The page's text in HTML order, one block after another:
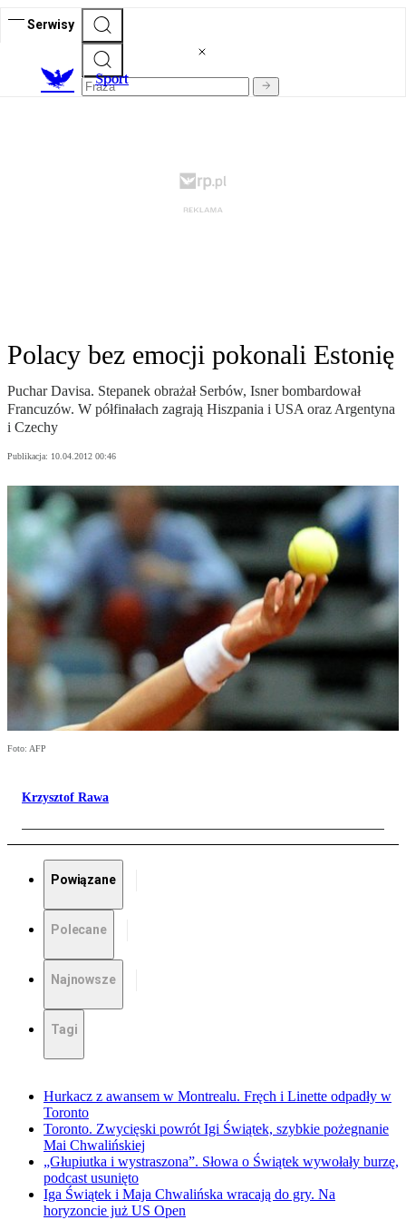
Serwisy
Sport
Polacy bez emocji pokonali Estonię
Puchar Davisa. Stepanek obrażał Serbów, Isner bombardował
Francuzów. W półfinałach zagrają Hiszpania i USA oraz Argentyna
i Czechy
Publikacja: 10.04.2012 00:46
Foto: AFP
Krzysztof Rawa
Powiązane
Polecane
Najnowsze
Tagi
Hurkacz z awansem w Montrealu. Fręch i Linette odpadły w
Toronto
Toronto. Zwycięski powrót Igi Świątek, szybkie pożegnanie
Mai Chwalińskiej
„Głupiutka i wystraszona”. Słowa o Świątek wywołały burzę,
podcast usunięto
Iga Świątek i Maja Chwalińska wracają do gry. Na
horyzoncie już US Open